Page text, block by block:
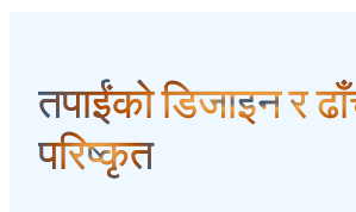
तपाईंको डिजाइन र
परिष्कृत